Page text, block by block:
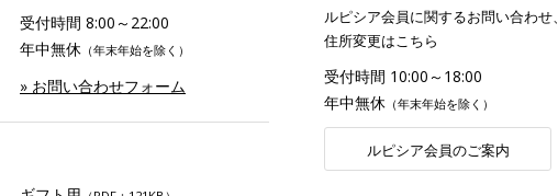
受付時間 8:00～22:00
年中無休 （年末年始を除く）
» お問い合わせフォーム
ルピシア会員に関するお問い合わせ、
住所変更はこちら
受付時間 10:00～18:00
年中無休 （年末年始を除く）
ルピシア会員のご案内